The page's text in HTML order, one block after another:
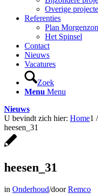
Overige
Referenties
Plan Morgenzon
Het Spinsel
Contact
Nieuws
Vacatures
Zoek
Menu Menu
Nieuws
U bevindt zich hier: Home1 /
heesen_31
heesen_31
in Onderhoud/doorRemco